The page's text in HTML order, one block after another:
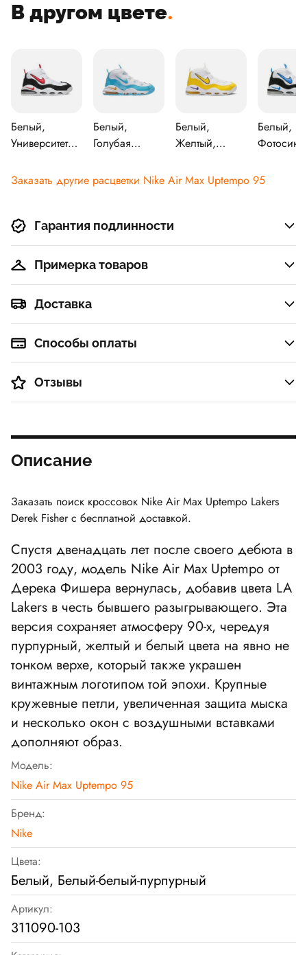
В другом цвете.
Белый,
Университетский
чёрный
Белый,
Голубая
Каньон Голд
Белый,
Желтый,
пурпур
Белый,
Заказать другие расцветки Nike Air Max Uptempo 95
Гарантия подлинности
Примерка товаров
Доставка
Способы оплаты
Отзывы
Описание
Заказать поиск кроссовок Nike Air Max Uptempo Lakers
Derek Fisher с бесплатной доставкой.
Спустя двенадцать лет после своего дебюта в
2003 году, модель Nike Air Max Uptempo от
Дерека Фишера вернулась, добавив цвета LA
Lakers в честь бывшего разыгрывающего. Эта
версия сохраняет атмосферу 90-х, чередуя
пурпурный, желтый и белый цвета на явно не
тонком верхе, который также украшен
винтажным логотипом той эпохи. Крупные
кружевные петли, увеличенная защита мыска
и несколько окон с воздушными вставками
дополняют образ.
Модель:
Nike Air Max Uptempo 95
Бренд:
Nike
Цвета:
Белый, Белый-белый-пурпурный
Артикул:
311090-103